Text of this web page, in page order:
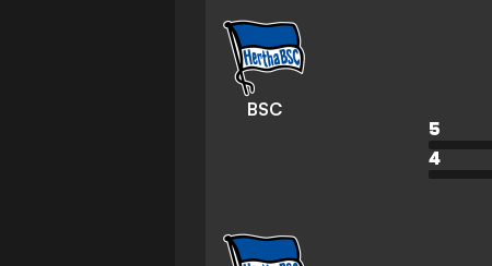
BSC
5
4